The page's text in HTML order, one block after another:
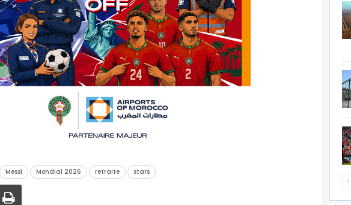
Messi Mondial 2026 retraite stars